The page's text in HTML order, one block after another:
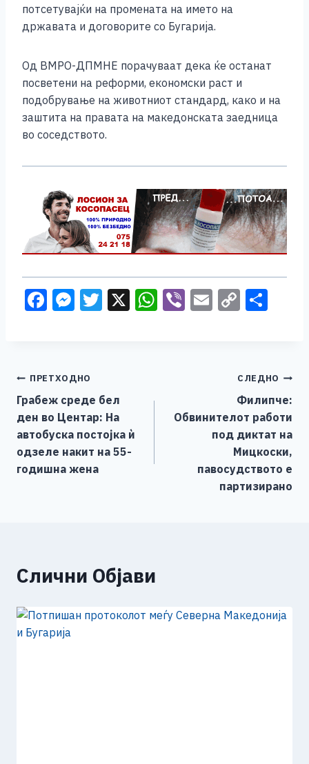
потсетувајќи на промената на името на
државата и договорите со Бугарија.
Од ВМРО-ДПМНЕ порачуваат дека ќе останат
посветени на реформи, економски раст и
подобрување на животниот стандард, како и на
заштита на правата на македонската заедница
во соседството.
F
b
o
o
k
M
n
g
er
T X W Vi E C
Li
n
k
Навигација
на
напис
ПРЕТХОДНО
Грабеж среде бел
ден во Центар: На
автобуска постојка ѝ
одзеле накит на 55-
годишна жена
СЛЕДНО
Филипче:
Обвинителот работи
под диктат на
Мицкоски,
павосудството е
партизирано
Слични Објави